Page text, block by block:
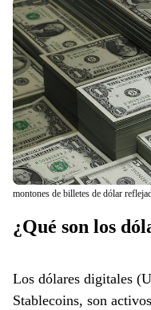
montones de billetes de dólar
¿Qué son los
Los dólares digitales
Stablecoins, son